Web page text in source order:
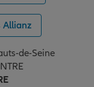
Allianz
de-Seine